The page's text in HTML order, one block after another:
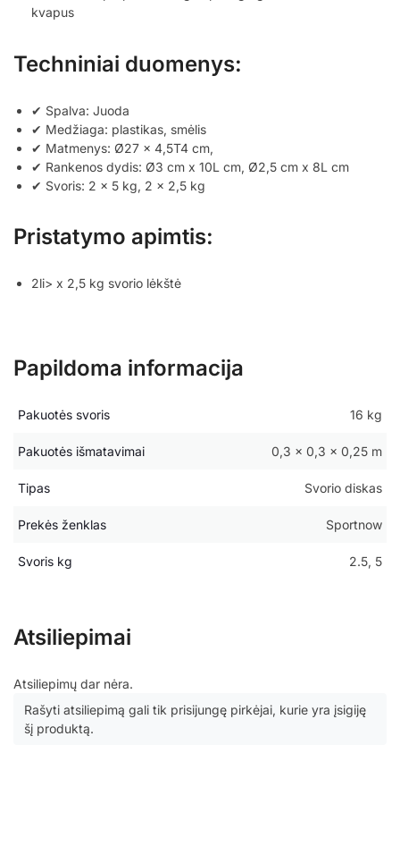
kvapus
Techniniai duomenys:
✔ Spalva: Juoda
✔ Medžiaga: plastikas, smėlis
✔ Matmenys: Ø27 x 4,5T4 cm,
✔ Rankenos dydis: Ø3 cm x 10L cm, Ø2,5 cm x 8L cm
✔ Svoris: 2 x 5 kg, 2 x 2,5 kg
Pristatymo apimtis:
2li> x 2,5 kg svorio lėkštė
Papildoma informacija
Pakuotės svoris 16 kg
Pakuotės išmatavimai 0,3 × 0,3 × 0,25 m
Tipas Svorio diskas
Prekės ženklas Sportnow
Svoris kg 2.5, 5
Atsiliepimai
Atsiliepimų dar nėra.
Rašyti atsiliepimą gali tik prisijungę pirkėjai, kurie yra įsigiję
šį produktą.